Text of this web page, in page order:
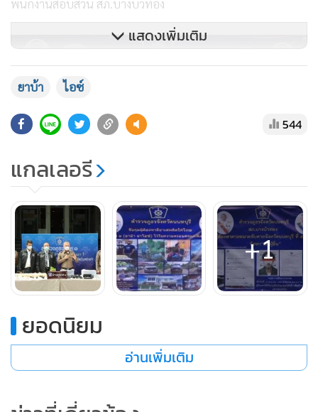
พนักงานสอบสวน สภ.บางบัวทอง
แสดงเพิ่มเติม
ยาบ้า ไอซ์
544
แกลเลอรี
+1
ยอดนิยม
อ่านเพิ่มเติม